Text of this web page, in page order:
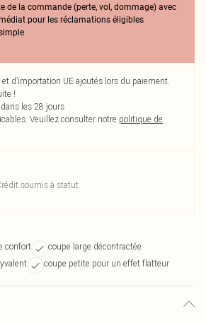
de la commande (perte, vol, dommage) avec
pour les réclamations éligibles
d’importation UE ajoutés lors du paiement.
!
les 28 jours
Veuillez consulter notre politique de
soumis à statut
confort
coupe large décontractée
coupe petite pour un effet flatteur